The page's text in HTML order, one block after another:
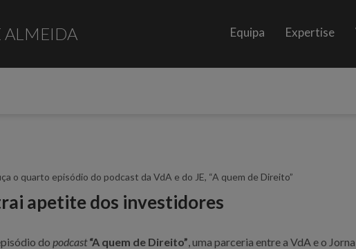
ALMEIDA Equipa Expertise
o quarto episódio do podcast da VdA e do JE, “A quem de Direito”
apetite dos investidores
do podcast“A quem de Direito” , uma parceria entre a VdA e o